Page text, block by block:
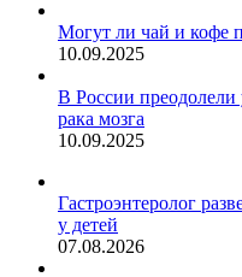
Могут ли чай и кофе
10.09.2025
В России преодолели
рака мозга
10.09.2025
Гастроэнтеролог
у детей
07.08.2026